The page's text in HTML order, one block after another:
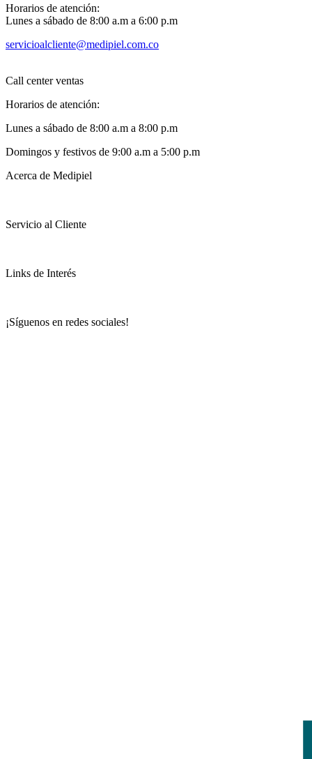
Horarios de atención:
Lunes a sábado de 8:00 a.m a 6:00 p.m
servicioalcliente@medipiel.com.co
Call center ventas
Horarios de atención:
Lunes a sábado de 8:00 a.m a 8:00 p.m
Domingos y festivos de 9:00 a.m a 5:00 p.m
Acerca de Medipiel
Servicio al Cliente
Links de Interés
¡Síguenos en redes sociales!